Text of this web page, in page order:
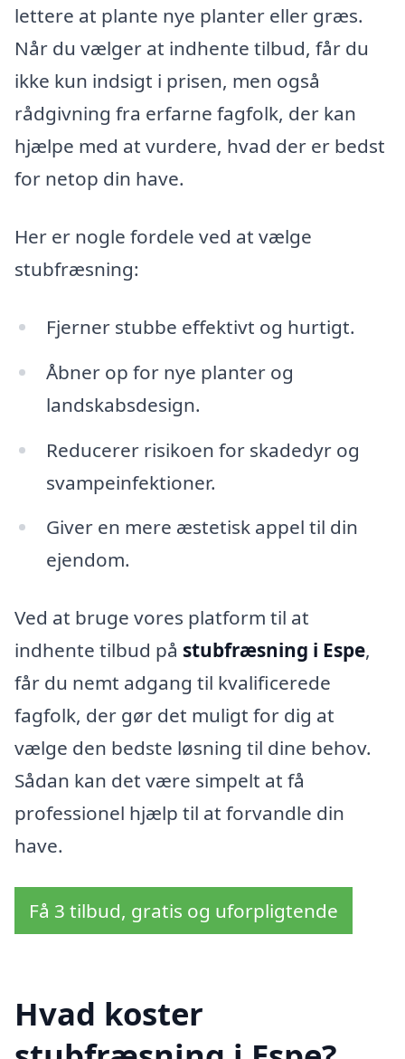
lettere at plante nye planter eller græs.
Når du vælger at indhente tilbud, får du
ikke kun indsigt i prisen, men også
rådgivning fra erfarne fagfolk, der kan
hjælpe med at vurdere, hvad der er bedst
for netop din have.
Her er nogle fordele ved at vælge
stubfræsning:
Fjerner stubbe effektivt og hurtigt.
Åbner op for nye planter og
landskabsdesign.
Reducerer risikoen for skadedyr og
svampeinfektioner.
Giver en mere æstetisk appel til din
ejendom.
Ved at bruge vores platform til at
indhente tilbud på stubfræsning i Espe,
får du nemt adgang til kvalificerede
fagfolk, der gør det muligt for dig at
vælge den bedste løsning til dine behov.
Sådan kan det være simpelt at få
professionel hjælp til at forvandle din
have.
Få 3 tilbud, gratis og uforpligtende
Hvad koster